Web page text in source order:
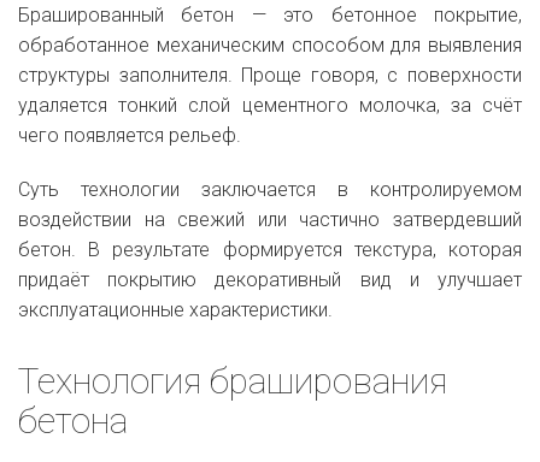
Брашированный бетон — это бетонное покрытие,
обработанное механическим способом для выявления
структуры заполнителя. Проще говоря, с поверхности
удаляется тонкий слой цементного молочка, за счёт
чего появляется рельеф.
Суть технологии заключается в контролируемом
воздействии на свежий или частично затвердевший
бетон. В результате формируется текстура, которая
придаёт покрытию декоративный вид и улучшает
эксплуатационные характеристики.
Технология браширования
бетона